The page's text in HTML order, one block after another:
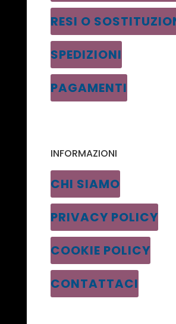
RESI O
SPEDIZIONI
PAGAMENTI
INFORMAZIONI
CHI SIAMO
PRIVACY POLICY
COOKIE POLICY
CONTATTACI